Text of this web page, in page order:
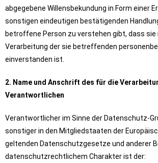
abgegebene Willensbekundung in Form einer
sonstigen eindeutigen bestätigenden
betroffene Person zu verstehen gibt, dass sie
Verarbeitung der sie betreffenden
einverstanden ist.
2. Name und Anschrift des für die
Verantwortlichen
Verantwortlicher im Sinne der Datenschutz-
sonstiger in den Mitgliedstaaten der
geltenden Datenschutzgesetze und anderer
datenschutzrechtlichem Charakter ist der: